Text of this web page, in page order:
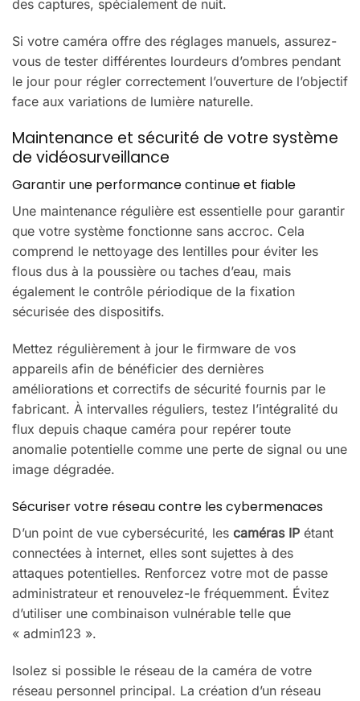
des captures, spécialement de nuit.
Si votre caméra offre des réglages manuels, assurez-
vous de tester différentes lourdeurs d’ombres pendant
le jour pour régler correctement l’ouverture de l’objectif
face aux variations de lumière naturelle.
Maintenance et sécurité de votre système
de vidéosurveillance
Garantir une performance continue et fiable
Une maintenance régulière est essentielle pour garantir
que votre système fonctionne sans accroc. Cela
comprend le nettoyage des lentilles pour éviter les
flous dus à la poussière ou taches d’eau, mais
également le contrôle périodique de la fixation
sécurisée des dispositifs.
Mettez régulièrement à jour le firmware de vos
appareils afin de bénéficier des dernières
améliorations et correctifs de sécurité fournis par le
fabricant. À intervalles réguliers, testez l’intégralité du
flux depuis chaque caméra pour repérer toute
anomalie potentielle comme une perte de signal ou une
image dégradée.
Sécuriser votre réseau contre les cybermenaces
D’un point de vue cybersécurité, les caméras IP étant
connectées à internet, elles sont sujettes à des
attaques potentielles. Renforcez votre mot de passe
administrateur et renouvelez-le fréquemment. Évitez
d’utiliser une combinaison vulnérable telle que
« admin123 ».
Isolez si possible le réseau de la caméra de votre
réseau personnel principal. La création d’un réseau